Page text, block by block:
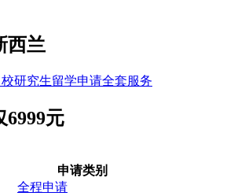
西兰
研究生留学申请全套服务
6999元
申请类别
全程申请